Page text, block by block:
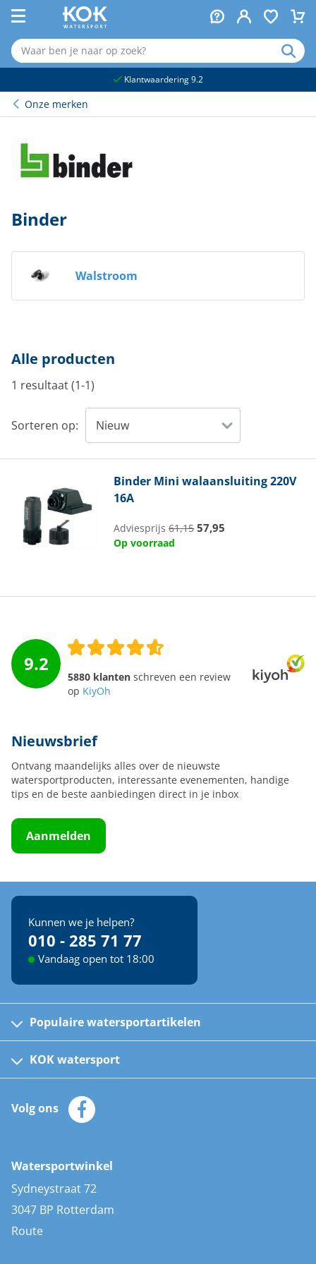
Klantwaardering 9.2
Onze merken
Binder
Walstroom
Alle producten
1 resultaat (1-1)
Sorteren op:
Binder Mini walaansluiting 220V
16A
Adviesprijs61,15 57,95
Op voorraad
9.2
5880 klanten schreven een review
op KiyOh
Nieuwsbrief
Ontvang maandelijks alles over de nieuwste
watersportproducten, interessante evenementen, handige
tips en de beste aanbiedingen direct in je inbox
Aanmelden
Kunnen we je helpen?
010 - 285 71 77
Vandaag open tot 18:00
Populaire watersportartikelen
Kinder reddingsvesten
Automatische reddingsvesten
Zeilkleding
Zonnepanelen
AIS transponders
Stootwillen en fenders
Bootkussens
Zwemtrappen
KOK watersport
Klantenservice
Merken
Volg ons
Watersportwinkel
Sydneystraat 72
3047 BP Rotterdam
Route